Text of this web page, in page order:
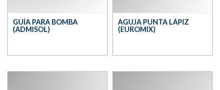
GUÍA PARA BOMBA
(ADMISOL)
AGUJA PUNTA LÁPIZ
(EUROMIX)